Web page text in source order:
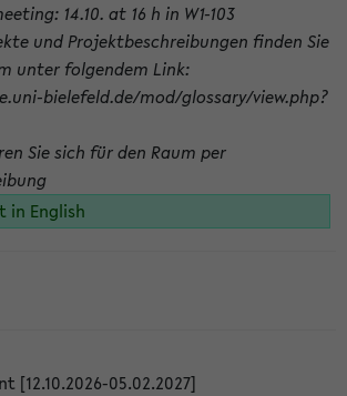
14.10. at 16 h in W1-103
und Projektbeschreibungen finden Sie
unter folgendem Link:
bielefeld.de/mod/glossary/view.php?
Sie sich für den Raum per
in English
[12.10.2026-05.02.2027]